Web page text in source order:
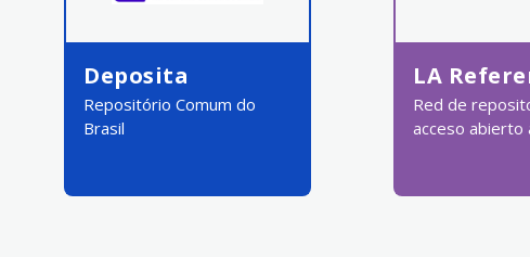
Deposita
Repositório Comum do
Brasil
LA
Red de
acceso abierto